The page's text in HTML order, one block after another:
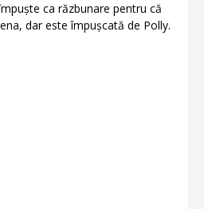
ca răzbunare pentru că
dar este împușcată de Polly.